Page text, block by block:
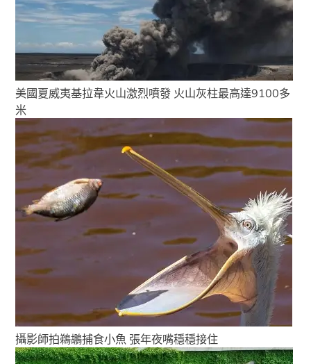
美國夏威夷基拉韋火山激烈噴發 火山灰柱最高達9100多
米
攝影師拍鵜鶘捕食小魚 張年夜嘴穩穩接住